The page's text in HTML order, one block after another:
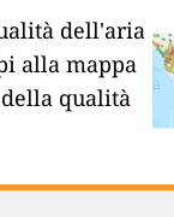
dell'aria
alla mappa
qualità